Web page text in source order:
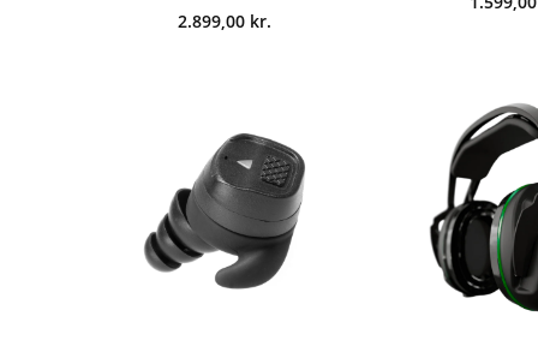
2.899,00 kr.